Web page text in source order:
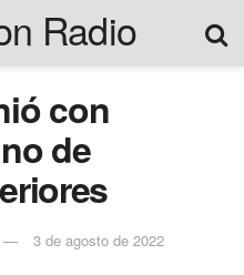
con
de
3 de agosto de 2022